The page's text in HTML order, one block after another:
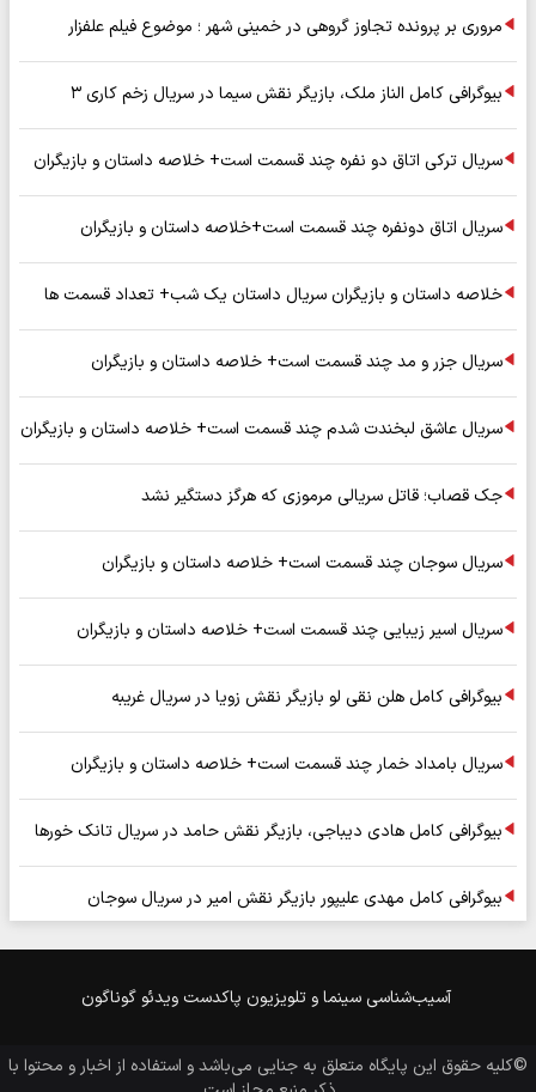
مروری بر پرونده تجاوز گروهی در خمینی شهر ؛ موضوع فیلم علفزار
بیوگرافی کامل الناز ملک، بازیگر نقش سیما در سریال زخم کاری ۳
سریال ترکی اتاق دو نفره چند قسمت است+ خلاصه داستان و بازیگران
سریال اتاق دونفره چند قسمت است+خلاصه داستان و بازیگران
خلاصه داستان و بازیگران سریال داستان یک شب+ تعداد قسمت ها
سریال جزر و مد چند قسمت است+ خلاصه داستان و بازیگران
سریال عاشق لبخندت شدم چند قسمت است+ خلاصه داستان و بازیگران
جک قصاب؛ قاتل سریالی مرموزی که هرگز دستگیر نشد
سریال سوجان چند قسمت است+ خلاصه داستان و بازیگران
سریال اسیر زیبایی چند قسمت است+ خلاصه داستان و بازیگران
بیوگرافی کامل هلن نقی لو بازیگر نقش زویا در سریال غریبه
سریال بامداد خمار چند قسمت است+ خلاصه داستان و بازیگران
بیوگرافی کامل هادی دیباجی، بازیگر نقش حامد در سریال تانک خورها
بیوگرافی کامل مهدی علیپور بازیگر نقش امیر در سریال سوجان
آسیب‌شناسی سینما و تلویزیون پاکدست ویدئو گوناگون
©کلیه حقوق این پایگاه متعلق به جنایی می‌باشد و استفاده از اخبار و محتوا با